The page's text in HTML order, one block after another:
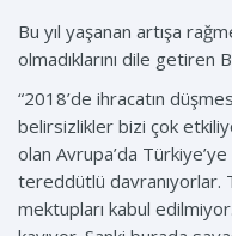
Bu yıl yaşanan artışa
olmadıklarını dile getiren
“2018’de ihracatın
belirsizlikler bizi çok
olan Avrupa’da
tereddütlü davranıyorlar.
mektupları kabul